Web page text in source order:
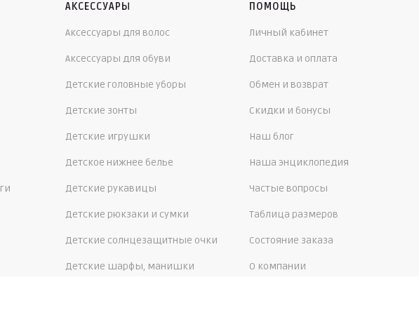
АКСЕССУАРЫ
Аксессуары для волос
Аксессуары для обуви
Детские головные уборы
Детские зонты
Детские игрушки
Детское нижнее белье
Детские рукавицы
Детские рюкзаки и сумки
Детские солнцезащитные очки
Детские шарфы, манишки
ПОМОЩЬ
Личный кабинет
Доставка и оплата
Обмен и возврат
Скидки и бонусы
Наш блог
Наша энциклопедия
Частые вопросы
Таблица размеров
Состояние заказа
О компании